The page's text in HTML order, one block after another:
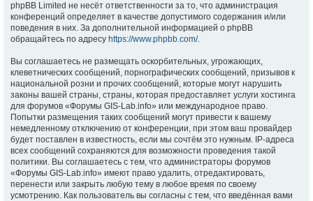
phpBB Limited не несёт ответственности за то, что администрация
конференций определяет в качестве допустимого содержания и/или
поведения в них. За дополнительной информацией о phpBB
обращайтесь по адресу https://www.phpbb.com/.
Вы соглашаетесь не размещать оскорбительных, угрожающих,
клеветнических сообщений, порнографических сообщений, призывов к
национальной розни и прочих сообщений, которые могут нарушить
законы вашей страны, страны, которая предоставляет услуги хостинга
для форумов «Форумы GIS-Lab.info» или международное право.
Попытки размещения таких сообщений могут привести к вашему
немедленному отключению от конференции, при этом ваш провайдер
будет поставлен в известность, если мы сочтём это нужным. IP-адреса
всех сообщений сохраняются для возможности проведения такой
политики. Вы соглашаетесь с тем, что администраторы форумов
«Форумы GIS-Lab.info» имеют право удалить, отредактировать,
перенести или закрыть любую тему в любое время по своему
усмотрению. Как пользователь вы согласны с тем, что введённая вами